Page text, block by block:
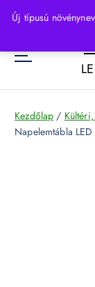
Új típusú
p
o
Kezdőlap /
Napelemtábla